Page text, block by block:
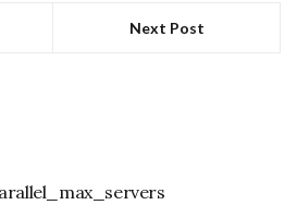
Next Post